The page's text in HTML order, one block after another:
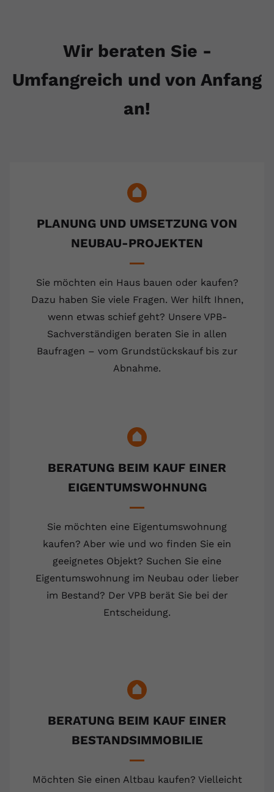
Wir beraten Sie -
Umfangreich und von Anfang
an!
PLANUNG UND UMSETZUNG VON
NEUBAU-PROJEKTEN
Sie möchten ein Haus bauen oder kaufen?
Dazu haben Sie viele Fragen. Wer hilft Ihnen,
wenn etwas schief geht? Unsere VPB-
Sachverständigen beraten Sie in allen
Baufragen – vom Grundstückskauf bis zur
Abnahme.
BERATUNG BEIM KAUF EINER
EIGENTUMSWOHNUNG
Sie möchten eine Eigentumswohnung
kaufen? Aber wie und wo finden Sie ein
geeignetes Objekt? Suchen Sie eine
Eigentumswohnung im Neubau oder lieber
im Bestand? Der VPB berät Sie bei der
Entscheidung.
BERATUNG BEIM KAUF EINER
BESTANDSIMMOBILIE
Möchten Sie einen Altbau kaufen? Vielleicht